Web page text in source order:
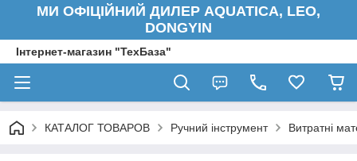
МИ ОФІЦІЙНИЙ ДИЛЕР AQUATICA, LEO,
DONGYIN
Інтернет-магазин "ТехБаза"
КАТАЛОГ ТОВАРОВ Ручний інструмент Витратні